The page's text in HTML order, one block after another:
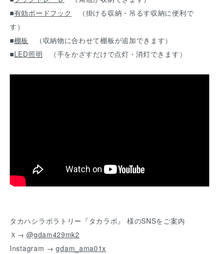
■有効ボードフック
（掛ける収納・吊るす収納に便利で
す）
■棚板
（収納物に合わせて棚板が追加できます）
■LED照明 （手をかざすだけで点灯・消灯できます）
タカハシラボラトリー『タカラボ』 様のSNSをご案内
Ｘ→@gdam429mk2
Instagram →gdam_ama01x